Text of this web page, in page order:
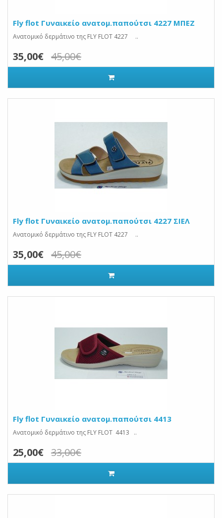
Fly flot Γυναικείο ανατομ.παπούτσι 4227 ΜΠΕΖ
Ανατομικό δερμάτινο της FLY FLOT 4227 ..
35,00€ 45,00€
Fly flot Γυναικείο ανατομ.παπούτσι 4227 ΣΙΕΛ
Ανατομικό δερμάτινο της FLY FLOT 4227 ..
35,00€ 45,00€
Fly flot Γυναικείο ανατομ.παπούτσι 4413
Ανατομικό δερμάτινο της FLY FLOT 4413 ..
25,00€ 33,00€